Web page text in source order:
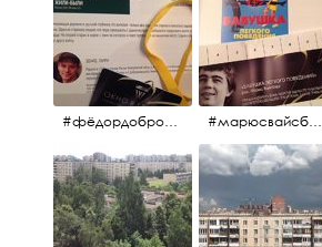
#фёдордобронравов #эдуардпарри #жилибыли #иринарозанова #марюсвайсберг #александрревва #глюкоза #любовьвбольшомгороде #ххvфестивальроссийскогокино